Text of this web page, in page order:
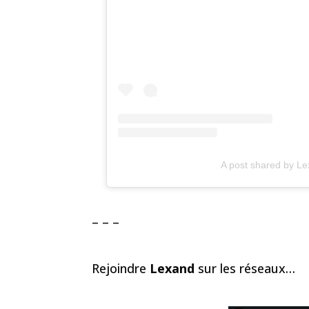
A post shared by
– – –
Rejoindre Lexand sur les réseaux…